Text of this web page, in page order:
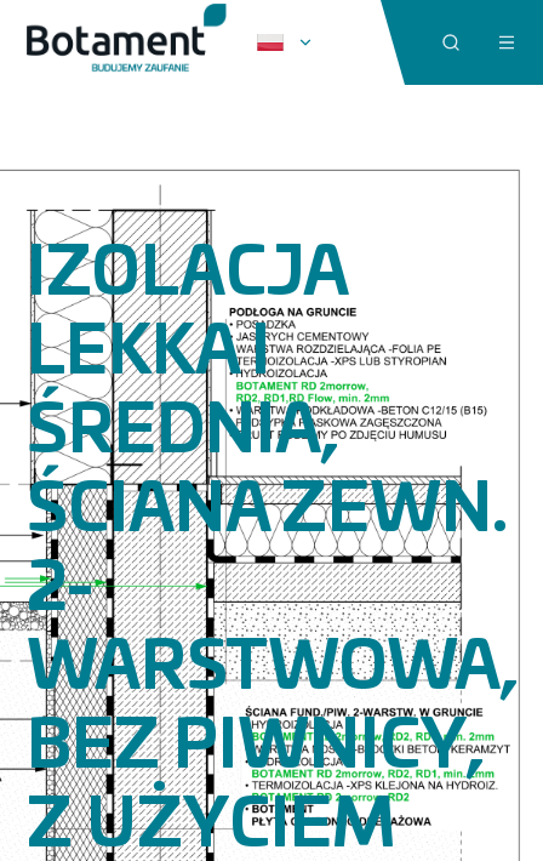
IZOLACJA
LEKKA I
ŚREDNIA,
ŚCIANA ZEWN.
2-
WARSTWOWA,
BEZ PIWNICY,
Z UŻYCIEM